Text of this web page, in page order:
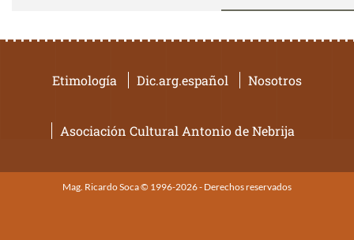
Etimología Dic.arg.español Nosotros
Asociación Cultural Antonio de Nebrija
Mag. Ricardo Soca © 1996-2026 - Derechos reservados